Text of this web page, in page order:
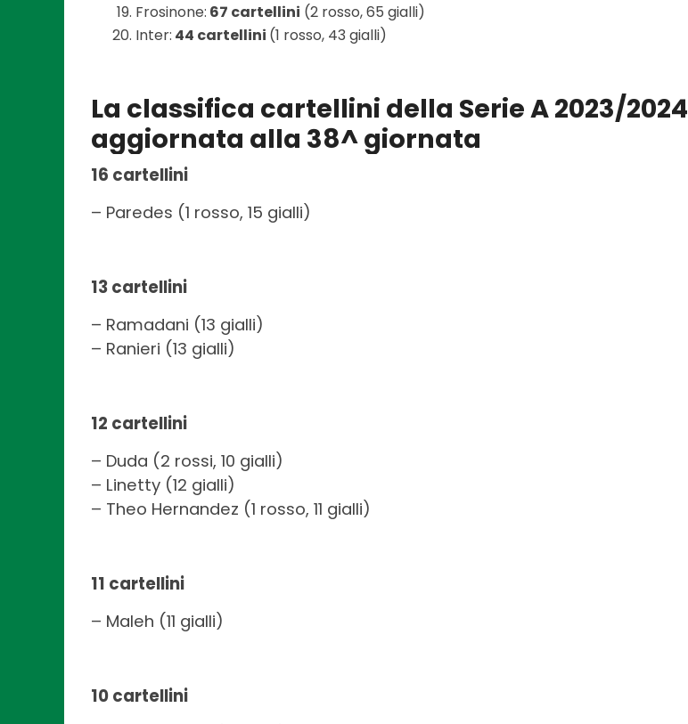
Frosinone: 67 cartellini (2 rosso, 65 gialli)
Inter: 44 cartellini (1 rosso, 43 gialli)
La classifica cartellini della Serie A 2023/2024
aggiornata alla 38^ giornata
16 cartellini
– Paredes (1 rosso, 15 gialli)
13 cartellini
– Ramadani (13 gialli)
– Ranieri (13 gialli)
12 cartellini
– Duda (2 rossi, 10 gialli)
– Linetty (12 gialli)
– Theo Hernandez (1 rosso, 11 gialli)
11 cartellini
– Maleh (11 gialli)
10 cartellini